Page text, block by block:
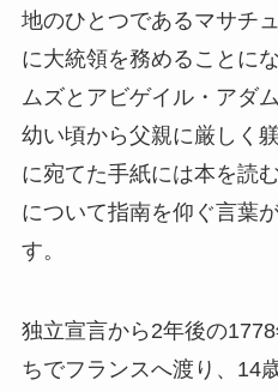
地のひとつであるマサチ
に大統領を務めることに
ムズとアビゲイル・アダ
幼い頃から父親に厳しく
に宛てた手紙には本を読
について指南を仰ぐ言葉
す。
独立宣言から2年後の
ちでフランスへ渡り、14